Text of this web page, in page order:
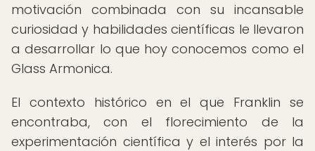
motivación combinada con su incansable
curiosidad y habilidades científicas le llevaron
a desarrollar lo que hoy conocemos como el
Glass Armonica.
El contexto histórico en el que Franklin se
encontraba, con el florecimiento de la
experimentación científica y el interés por la